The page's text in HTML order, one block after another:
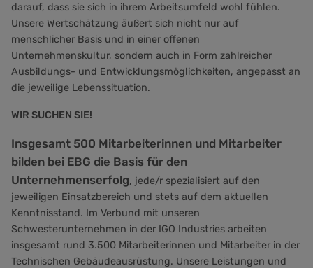
darauf, dass sie sich in ihrem Arbeitsumfeld wohl fühlen.
Unsere Wertschätzung äußert sich nicht nur auf
menschlicher Basis und in einer offenen
Unternehmenskultur, sondern auch in Form zahlreicher
Ausbildungs- und Entwicklungsmöglichkeiten, angepasst an
die jeweilige Lebenssituation.
WIR SUCHEN SIE!
Insgesamt 500 Mitarbeiterinnen und Mitarbeiter
bilden bei EBG die Basis für den
Unternehmenserfolg, jede/r spezialisiert auf den
jeweiligen Einsatzbereich und stets auf dem aktuellen
Kenntnisstand. Im Verbund mit unseren
Schwesterunternehmen in der IGO Industries arbeiten
insgesamt rund 3.500 Mitarbeiterinnen und Mitarbeiter in der
Technischen Gebäudeausrüstung. Unsere Leistungen und